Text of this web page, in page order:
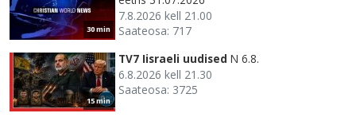
30 min
7.8.2026 kell 21.00
Saateosa: 717
15 min
TV7 Iisraeli uudised N 6.8.
6.8.2026 kell 21.30
Saateosa: 3725